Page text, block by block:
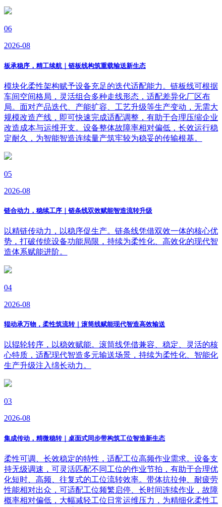
06
2026-08
板承稳序，精工续航｜链板线构筑重载输送新生态
模块化柔性架构赋予设备充足的迭代适配能力。链板线可根据
车间空间格局，灵活组合多种走线形态，适配差异化厂区布
局。面对产品迭代、产能扩容、工艺升级等生产变动，无需大
规模改造产线，即可快速完成适配调整，有助于合理压缩企业
改造成本与运维开支。设备整体故障率相对偏低，长效运行稳
定耐久，为智能智造连续量产筑牢较为稳妥的传输根基。
05
2026-08
链合动力，稳续工序｜链条线双效赋能智造流转升级
以精链传动力，以稳序促生产。链条线凭借双效一体的核心优
势，打破传统设备功能局限，持续为柔性化、高效化的现代智
造体系赋能进阶。
04
2026-08
辊动承万物，柔性筑流转｜滚筒线赋能现代智造高效输送
以辊轮转序，以稳效赋能。滚筒线凭借兼容、稳定、灵活的核
心特质，适配现代智造多元输送场景，持续为柔性化、智能化
生产升级注入绵长动力。
03
2026-08
集成传动，精微稳转｜桌面式同步带构筑工位智造新生态
柔性可调、长效稳定的特性，适配工位高频作业需求。设备支
持无级调速，可灵活匹配不同工位的作业节拍，有助于合理优
化短时、高频、往复式的工位流转效率。带体抗拉伸、耐疲劳
性能相对出众，可适配工位频繁启停、长时间连续作业，故障
概率相对偏低，大幅减轻工位日常运维压力，为精细化柔性工